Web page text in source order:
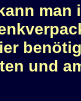
man
und